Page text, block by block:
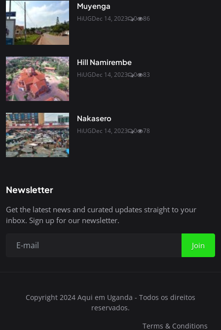
Muyenga
HiUGDec 14, 2023 0 86
Hill Namirembe
HiUGDec 14, 2023 0 83
Nakasero
HiUGDec 14, 2023 0 78
Newsletter
Get the latest news and curated updates straight to your
inbox. Sign up for our newsletter.
Join
Copyright 2024 Aqui em Uganda - Todos os direitos
reservados.
Terms & Conditions